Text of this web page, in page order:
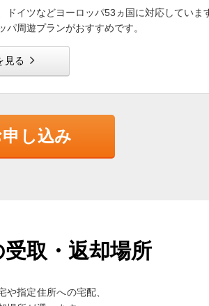
ドイツなどヨーロッパ53ヵ国に対応していま
周遊プランがおすすめです。
見る
し込み
取・返却場所
指定住所への宅配、